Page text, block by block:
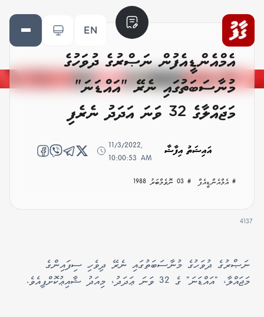
EN
އެމްއެންޑީއެފުން ނަޞްރުގެ ދުވަހުގެ
މުނާސަބަތުގައި ނެރޭ "އައްޑަނަ"
މަޖައްލާގެ 32 ވަނަ އަދަދު ނެރެފި
އައިޝަތު އިފާޝާ
11/3/2022,
10:00:53 AM
# އެމްއެންޑީއެފް # 03 ނޮވެމްބަރު 1988
4137
ނަޞްރުގެ ދުވަހުގެ މުނާސަބަތުގައި ނެރޭ ދިވެހި ސިފައިންގެ
މަޖައްލާ، "އައްޑަނަ" ގެ 32 ވަނަ ޢަދަދު، މިއަދު ޝާއިޢުކޮށްފިއެވެ.